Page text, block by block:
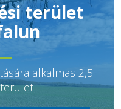
terület
alkalmas 2,5